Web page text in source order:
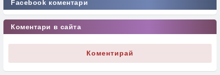
Facebook коментари
Коментари в сайта
Коментирай